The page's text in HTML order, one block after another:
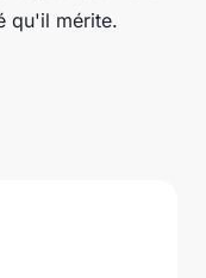
qu'il mérite.